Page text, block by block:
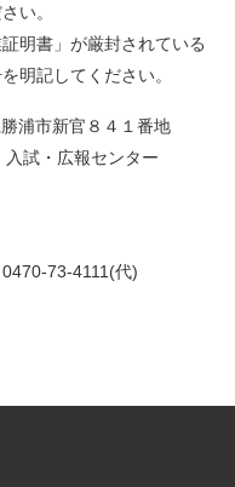
い。
明書」が厳封されている
明記してください。
浦市新官８４１番地
試・広報センター
73-4111(代)